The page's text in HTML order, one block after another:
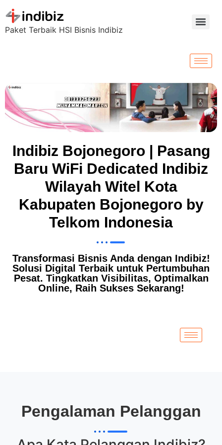
Paket Terbaik HSI Bisnis Indibiz
Indibiz Bojonegoro | Pasang
Baru WiFi Dedicated Indibiz
Wilayah Witel Kota
Kabupaten Bojonegoro by
Telkom Indonesia
Transformasi Bisnis Anda dengan Indibiz!
Solusi Digital Terbaik untuk Pertumbuhan
Pesat. Tingkatkan Visibilitas, Optimalkan
Online, Raih Sukses Sekarang!
Pengalaman Pelanggan